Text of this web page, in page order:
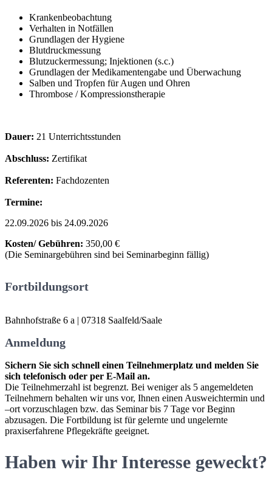
Krankenbeobachtung
Verhalten in Notfällen
Grundlagen der Hygiene
Blutdruckmessung
Blutzuckermessung; Injektionen (s.c.)
Grundlagen der Medikamentengabe und Überwachung
Salben und Tropfen für Augen und Ohren
Thrombose / Kompressionstherapie
Dauer: 21 Unterrichtsstunden
Abschluss: Zertifikat
Referenten: Fachdozenten
Termine:
22.09.2026 bis 24.09.2026
Kosten/ Gebühren: 350,00 €
(Die Seminargebühren sind bei Seminarbeginn fällig)
Fortbildungsort
Bahnhofstraße 6 a | 07318 Saalfeld/Saale
Anmeldung
Sichern Sie sich schnell einen Teilnehmerplatz und melden Sie
sich telefonisch oder per E-Mail an.
Die Teilnehmerzahl ist begrenzt. Bei weniger als 5 angemeldeten
Teilnehmern behalten wir uns vor, Ihnen einen Ausweichtermin und
–ort vorzuschlagen bzw. das Seminar bis 7 Tage vor Beginn
abzusagen. Die Fortbildung ist für gelernte und ungelernte
praxiserfahrene Pflegekräfte geeignet.
Haben wir Ihr Interesse geweckt?